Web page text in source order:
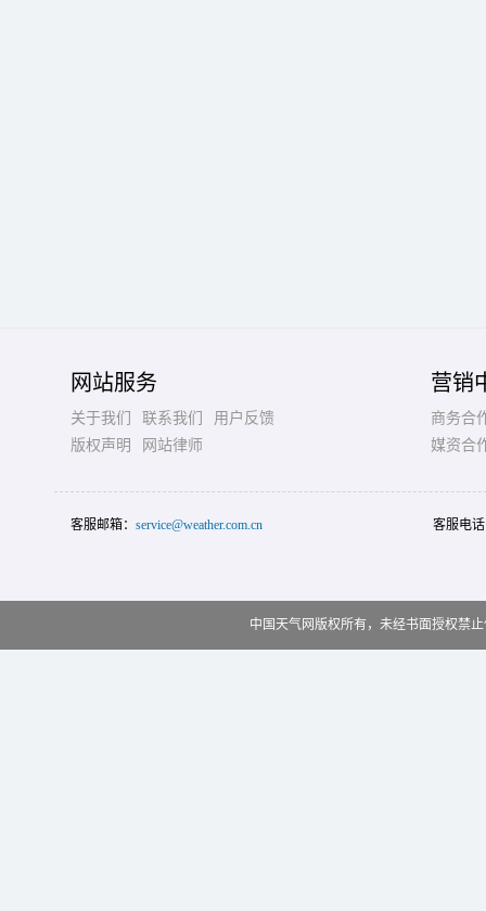
网站服务
关于我们 联系我们
用户反馈
版权声明
网站律师
营销
商务合
媒资合
客服邮箱： service@weather.com.cn 客服电
中国天气网版权所有，未经书面授权